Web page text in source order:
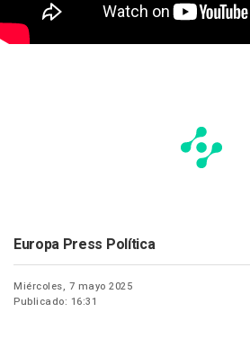
Europa Press Política
Miércoles, 7 mayo 2025
Publicado: 16:31